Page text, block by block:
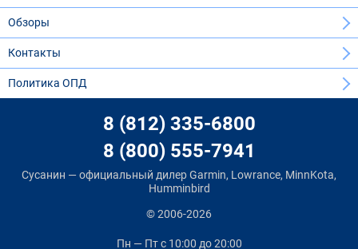
Обзоры
Контакты
Политика ОПД
8 (812) 335-6800
8 (800) 555-7941
Сусанин — официальный дилер Garmin, Lowrance, MinnKota,
Humminbird
© 2006-2026
Пн — Птс 10:00 до 20:00